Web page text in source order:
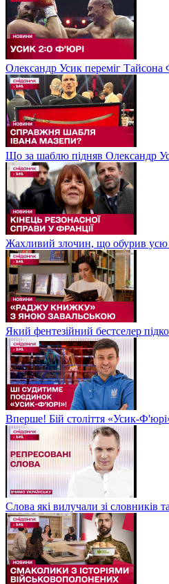
Олександр Усик переміг Тайсона
Що за шаблю підняв Олександр
Жахливий злочин, що обурив усю
Який фентезійний бестселер
Вперше! Бій століття «Усик-
Слова які вилучали зі словників